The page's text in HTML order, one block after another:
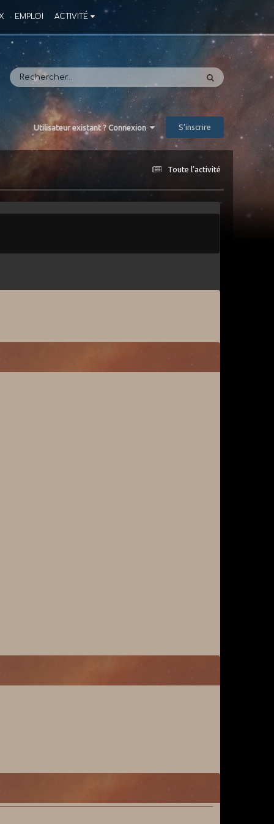
EMPLOI ACTIVITÉ
Utilisateur existant ? Connexion S’inscrire
Toute l’activité